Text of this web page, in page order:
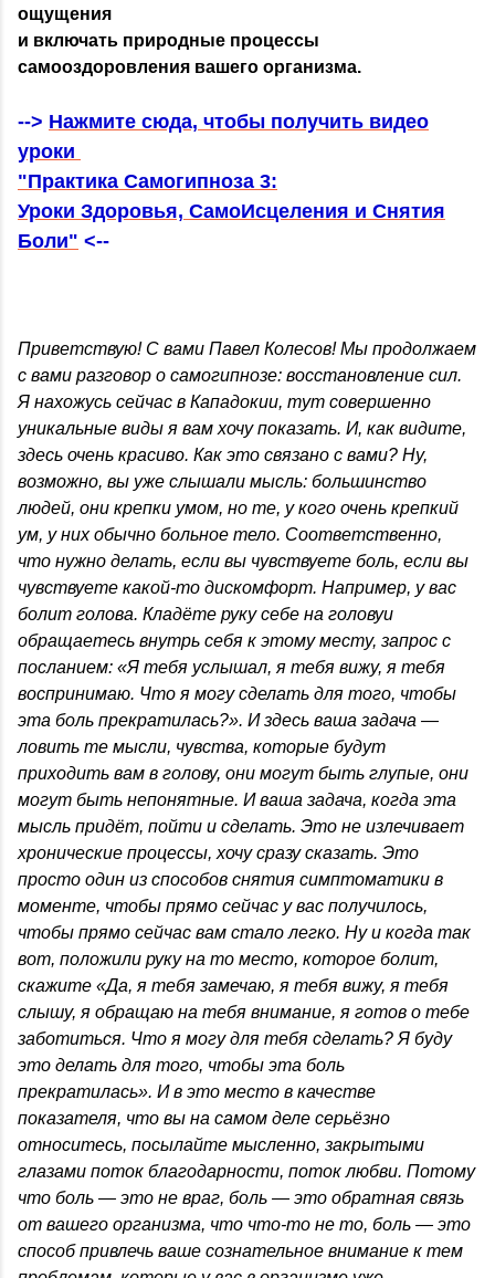
ощущения
и включать природные процессы
самооздоровления вашего организма.
--> Нажмите сюда, чтобы получить видео
уроки
"Практика Самогипноза 3:
Уроки Здоровья, СамоИсцеления и Снятия
Боли" <--
Приветствую! С вами Павел Колесов! Мы продолжаем
с вами разговор о самогипнозе: восстановление сил.
Я нахожусь сейчас в Кападокии, тут совершенно
уникальные виды я вам хочу показать. И, как видите,
здесь очень красиво. Как это связано с вами? Ну,
возможно, вы уже слышали мысль: большинство
людей, они крепки умом, но те, у кого очень крепкий
ум, у них обычно больное тело. Соответственно,
что нужно делать, если вы чувствуете боль, если вы
чувствуете какой-то дискомфорт. Например, у вас
болит голова. Кладёте руку себе на головуи
обращаетесь внутрь себя к этому месту, запрос с
посланием: «Я тебя услышал, я тебя вижу, я тебя
воспринимаю. Что я могу сделать для того, чтобы
эта боль прекратилась?». И здесь ваша задача —
ловить те мысли, чувства, которые будут
приходить вам в голову, они могут быть глупые, они
могут быть непонятные. И ваша задача, когда эта
мысль придёт, пойти и сделать. Это не излечивает
хронические процессы, хочу сразу сказать. Это
просто один из способов снятия симптоматики в
моменте, чтобы прямо сейчас у вас получилось,
чтобы прямо сейчас вам стало легко. Ну и когда так
вот, положили руку на то место, которое болит,
скажите «Да, я тебя замечаю, я тебя вижу, я тебя
слышу, я обращаю на тебя внимание, я готов о тебе
заботиться. Что я могу для тебя сделать? Я буду
это делать для того, чтобы эта боль
прекратилась». И в это место в качестве
показателя, что вы на самом деле серьёзно
относитесь, посылайте мысленно, закрытыми
глазами поток благодарности, поток любви. Потому
что боль — это не враг, боль — это обратная связь
от вашего организма, что что-то не то, боль — это
способ привлечь ваше сознательное внимание к тем